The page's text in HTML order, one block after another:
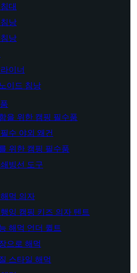
대
낭
낭
이너
이드 침낭
을 위한 캠핑 필수품
수 야외 왜건
위한 캠핑 필수품
빙선 도구
먹 의자
잉 캠핑 키즈 의자 텐트
해먹 언더 퀼트
으로 해먹
스타일 해먹